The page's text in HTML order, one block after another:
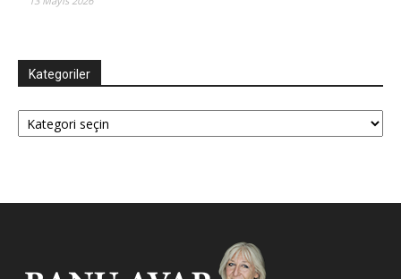
Kategoriler
Kategoriler